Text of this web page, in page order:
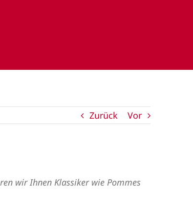
Zurück Vor
wir Ihnen Klassiker wie Pommes